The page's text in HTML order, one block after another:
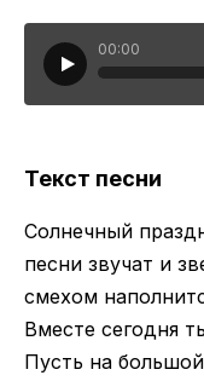
00:00
Текст песни
Солнечный
песни звучат и
смехом
Вместе сегодня
Пусть на